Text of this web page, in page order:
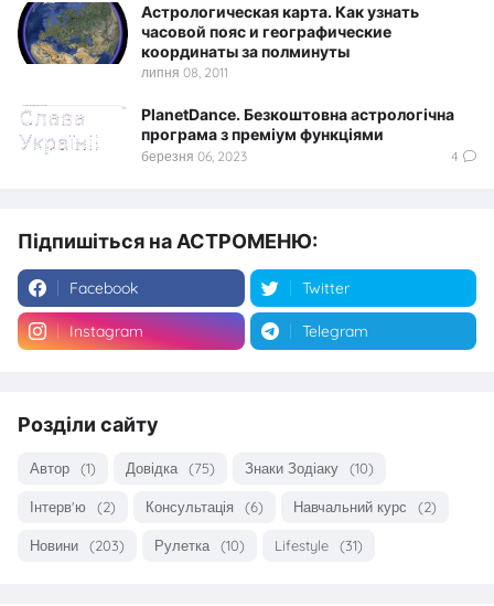
Астрологическая карта. Как узнать
часовой пояс и географические
координаты за полминуты
липня 08, 2011
PlanetDance. Безкоштовна астрологічна
програма з преміум функціями
березня 06, 2023 4
Підпишіться на АСТРОМЕНЮ:
Facebook Twitter
Instagram Telegram
Розділи сайту
Автор (1) Довідка (75) Знаки Зодіаку (10)
Інтерв'ю (2) Консультація (6) Навчальний курс (2)
Новини (203) Рулетка (10) Lifestyle (31)